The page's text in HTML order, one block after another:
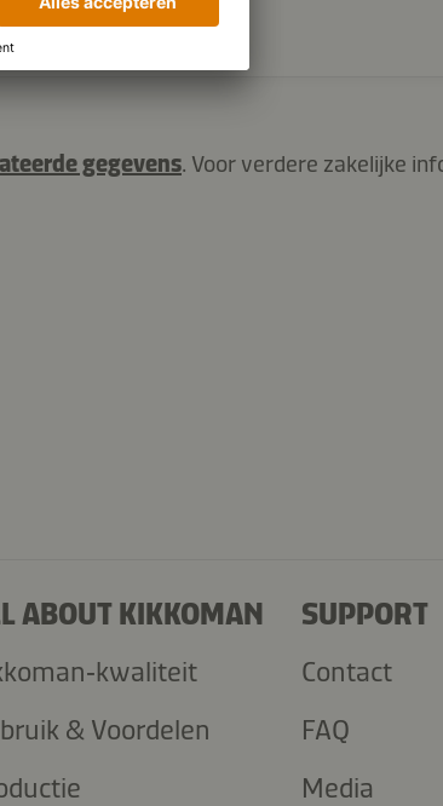
gegevens. Voor verdere zakelijke
ABOUT KIKKOMAN
& Voordelen
SUPPORT
Contact
FAQ
Media